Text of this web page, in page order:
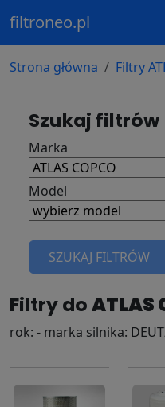
filtroneo.pl
Strona główna Filtry
Szukaj filtrów
Marka
Model
SZUKAJ FILTRÓW
Filtry doATLAS
rok: - marka silnika: